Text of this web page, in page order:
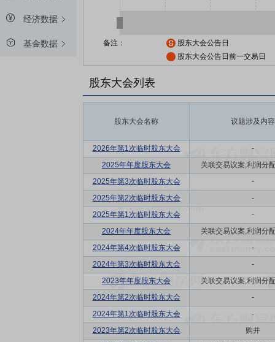
经济数据
基金数据 备注：
股东大会公告日
股东大会公告日前一交易日
股东大会列表
股东大会名称 议题涉及内容
2026年第1次临时股东大会
-
2025年年度股东大会
关联交易议案,利润分
2025年第3次临时股东大会
-
2025年第2次临时股东大会
-
2025年第1次临时股东大会
-
2024年年度股东大会
关联交易议案,利润分
2024年第4次临时股东大会
-
2024年第3次临时股东大会
-
2023年年度股东大会
关联交易议案,利润分
2024年第2次临时股东大会
-
2024年第1次临时股东大会
-
2023年第2次临时股东大会
购并